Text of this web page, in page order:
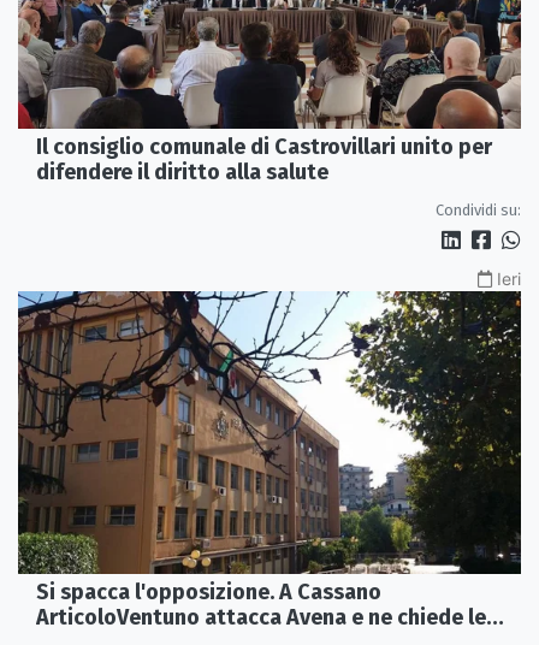
Il consiglio comunale di Castrovillari unito per
difendere il diritto alla salute
Condividi su:
Ieri
Si spacca l'opposizione. A Cassano
ArticoloVentuno attacca Avena e ne chiede le